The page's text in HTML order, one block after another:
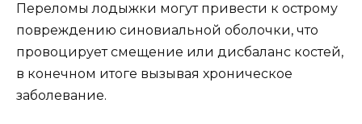
Переломы лодыжки могут привести к острому
повреждению синовиальной оболочки, что
провоцирует смещение или дисбаланс костей,
в конечном итоге вызывая хроническое
заболевание.